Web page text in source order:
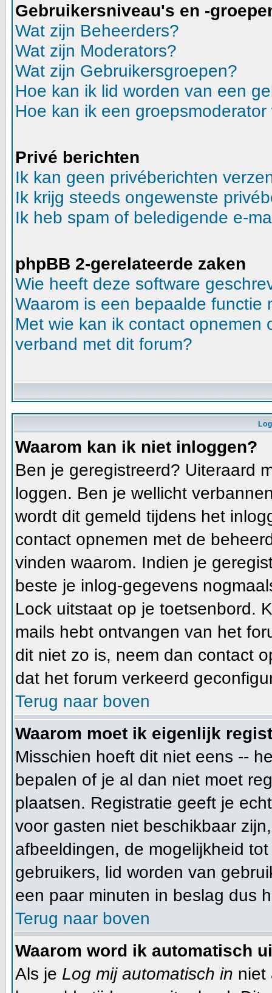
Gebruikersniveau's en -
Wat zijn Beheerders?
Wat zijn Moderators?
Wat zijn Gebruikersgroepen?
Hoe kan ik lid worden van een
Hoe kan ik een groepsmoderator
Privé berichten
Ik kan geen privéberichten
Ik krijg steeds ongewenste
Ik heb spam of beledigende e-
phpBB 2-gerelateerde zaken
Wie heeft deze software
Waarom is een bepaalde functie
Met wie kan ik contact opnemen
verband met dit forum?
Waarom kan ik niet inloggen?
Ben je geregistreerd? Uiteraard
loggen. Ben je wellicht
wordt dit gemeld tijdens het
contact opnemen met de
vinden waarom. Indien je
beste je inlog-gegevens
Lock uitstaat op je toetsenbord.
mails hebt ontvangen van het
dit niet zo is, neem dan contact
dat het forum verkeerd
Terug naar boven
Waarom moet ik eigenlijk
Misschien hoeft dit niet eens --
bepalen of je al dan niet moet
plaatsen. Registratie geeft je
voor gasten niet beschikbaar
afbeeldingen, de mogelijkheid
gebruikers, lid worden van
een paar minuten in beslag dus
Terug naar boven
Waarom word ik automatisch
Als je Log mij automatisch in niet